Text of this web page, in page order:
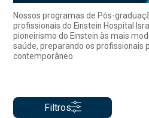
Nossos programas de Pós-
profissionais do Einstein Hospital
pioneirismo do Einstein às mais
saúde, preparando os profissionais
contemporâneo.
Filtros